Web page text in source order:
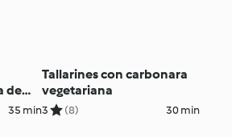
de
35 min
Tallarines con carbonara
vegetariana
3 (8) 30 min